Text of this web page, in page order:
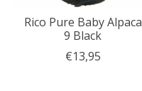
Rico Pure Baby Alpaca
9 Black
€13,95